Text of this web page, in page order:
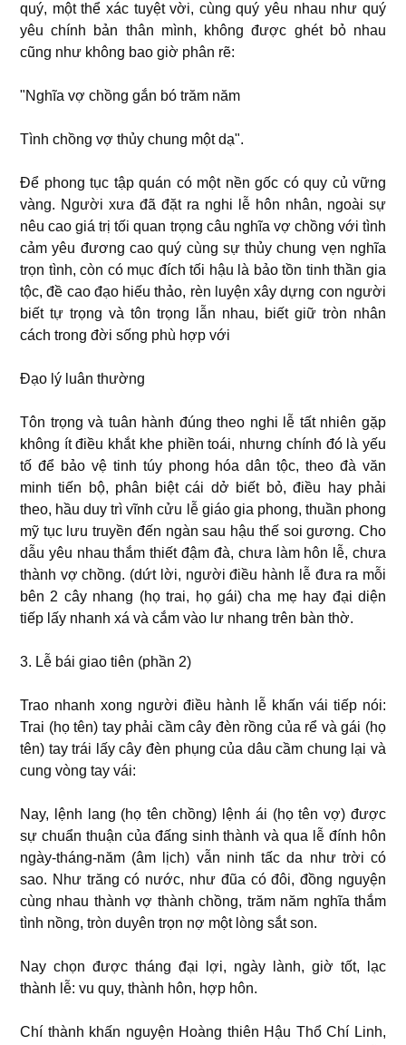
quý, một thể xác tuyệt vời, cùng quý yêu nhau như quý
yêu chính bản thân mình, không được ghét bỏ nhau
cũng như không bao giờ phân rẽ:
"Nghĩa vợ chồng gắn bó trăm năm
Tình chồng vợ thủy chung một dạ".
Ðể phong tục tập quán có một nền gốc có quy củ vững
vàng. Người xưa đã đặt ra nghi lễ hôn nhân, ngoài sự
nêu cao giá trị tối quan trọng câu nghĩa vợ chồng với tình
cảm yêu đương cao quý cùng sự thủy chung vẹn nghĩa
trọn tình, còn có mục đích tối hậu là bảo tồn tinh thần gia
tộc, đề cao đạo hiếu thảo, rèn luyện xây dựng con người
biết tự trọng và tôn trọng lẫn nhau, biết giữ tròn nhân
cách trong đời sống phù hợp với
Ðạo lý luân thường
Tôn trọng và tuân hành đúng theo nghi lễ tất nhiên gặp
không ít điều khắt khe phiền toái, nhưng chính đó là yếu
tố để bảo vệ tinh túy phong hóa dân tộc, theo đà văn
minh tiến bộ, phân biệt cái dở biết bỏ, điều hay phải
theo, hầu duy trì vĩnh cửu lễ giáo gia phong, thuần phong
mỹ tục lưu truyền đến ngàn sau hậu thế soi gương. Cho
dẫu yêu nhau thắm thiết đậm đà, chưa làm hôn lễ, chưa
thành vợ chồng. (dứt lời, người điều hành lễ đưa ra mỗi
bên 2 cây nhang (họ trai, họ gái) cha mẹ hay đại diện
tiếp lấy nhanh xá và cắm vào lư nhang trên bàn thờ.
3. Lễ bái giao tiên (phần 2)
Trao nhanh xong người điều hành lễ khấn vái tiếp nói:
Trai (họ tên) tay phải cầm cây đèn rồng của rể và gái (họ
tên) tay trái lấy cây đèn phụng của dâu cầm chung lại và
cung vòng tay vái:
Nay, lệnh lang (họ tên chồng) lệnh ái (họ tên vợ) được
sự chuẩn thuận của đấng sinh thành và qua lễ đính hôn
ngày-tháng-năm (âm lịch) vẫn ninh tấc da như trời có
sao. Như trăng có nước, như đũa có đôi, đồng nguyện
cùng nhau thành vợ thành chồng, trăm năm nghĩa thắm
tình nồng, tròn duyên trọn nợ một lòng sắt son.
Nay chọn được tháng đại lợi, ngày lành, giờ tốt, lạc
thành lễ: vu quy, thành hôn, hợp hôn.
Chí thành khấn nguyện Hoàng thiên Hậu Thổ Chí Linh,